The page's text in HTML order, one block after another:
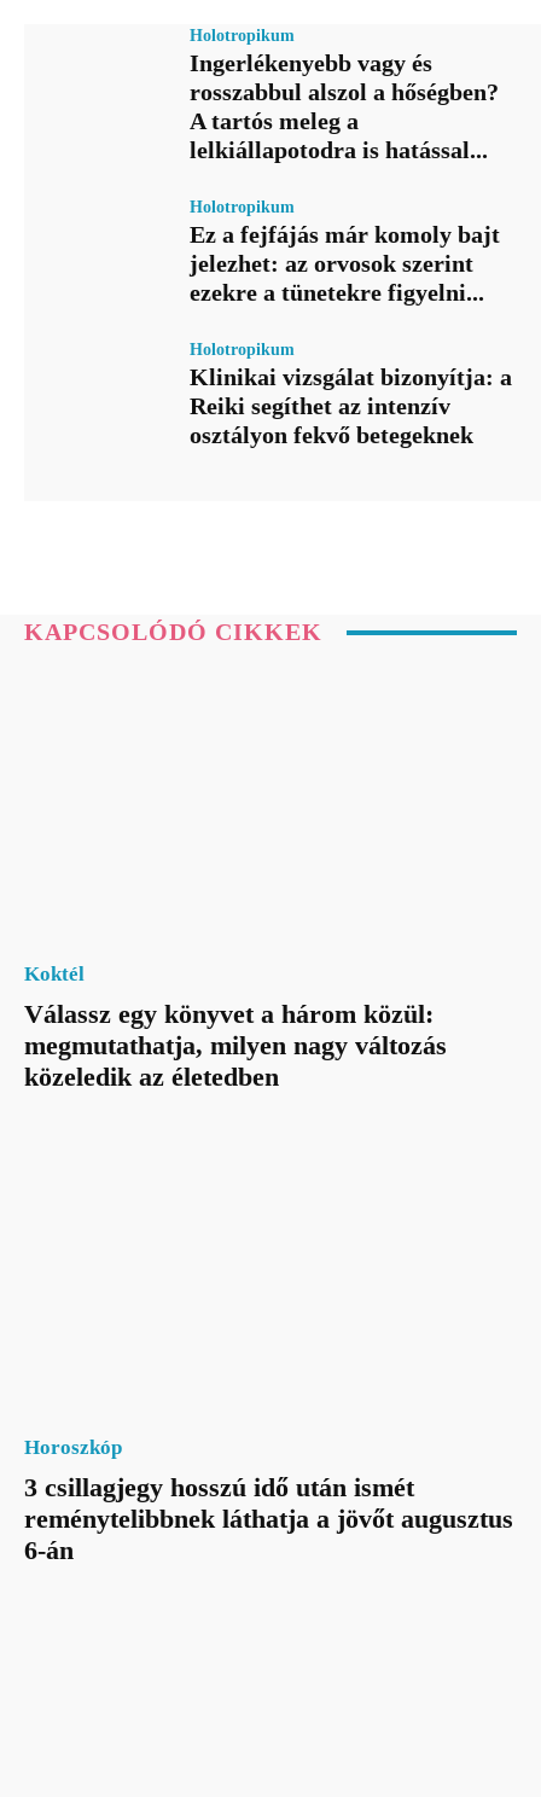
Holotropikum
Ingerlékenyebb vagy és
rosszabbul alszol a hőségben?
A tartós meleg a
lelkiállapotodra is hatással...
Holotropikum
Ez a fejfájás már komoly bajt
jelezhet: az orvosok szerint
ezekre a tünetekre figyelni...
Holotropikum
Klinikai vizsgálat bizonyítja: a
Reiki segíthet az intenzív
osztályon fekvő betegeknek
KAPCSOLÓDÓ CIKKEK
Koktél
Válassz egy könyvet a három közül:
megmutathatja, milyen nagy változás
közeledik az életedben
Horoszkóp
3 csillagjegy hosszú idő után ismét
reménytelibbnek láthatja a jövőt augusztus
6-án